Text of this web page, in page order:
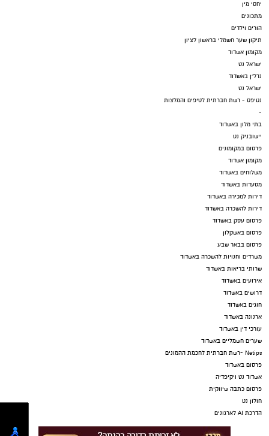
יחסי מין
מתכונים
הורים וילדים
תיקון שער חשמלי בראשון לציון
מקומון אשדוד
ישראל נט
נדל"ן באשדוד
ישראל נט
נטיפס - רשת חברתית לטיפים והמלצות
-
בתי מלון באשדוד
יישובניק נט
פרסום במקומונים
מקומון אשדוד
משלוחים באשדוד
מסעדות באשדוד
דירות למכירה באשדוד
דירות להשכרה באשדוד
פרסום עסק באשדוד
פרסום באשקלון
פרסום בבאר שבע
משרדים וחנויות להשכרה באשדוד
שרותי בריאות באשדוד
אירועים באשדוד
דרושים באשדוד
חוגים באשדוד
ארנונה באשדוד
עורכי דין באשדוד
שערים חשמליים באשדוד
Netips -רשת חברתית לחכמת ההמונים
פרסום באשדוד
אשדוד נט ויקיפדיה
פרסום כתבה שיווקית
חולון נט
הדרכת AI לארגונים